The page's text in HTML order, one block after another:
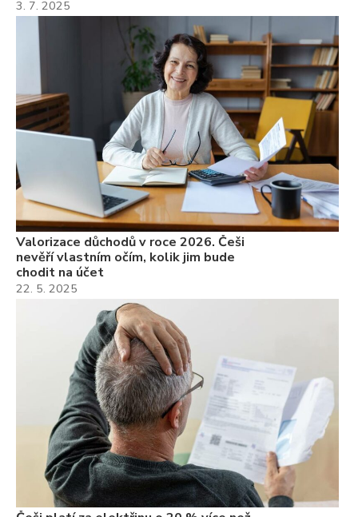
3. 7. 2025
Valorizace důchodů v roce 2026. Češi
nevěří vlastním očím, kolik jim bude
chodit na účet
22. 5. 2025